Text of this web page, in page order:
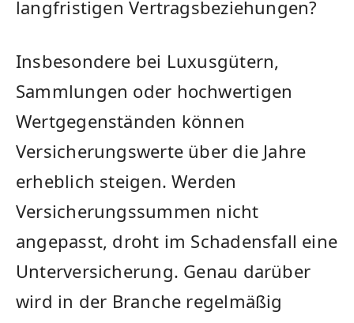
langfristigen Vertragsbeziehungen?
Insbesondere bei Luxusgütern,
Sammlungen oder hochwertigen
Wertgegenständen können
Versicherungswerte über die Jahre
erheblich steigen. Werden
Versicherungssummen nicht
angepasst, droht im Schadensfall eine
Unterversicherung. Genau darüber
wird in der Branche regelmäßig